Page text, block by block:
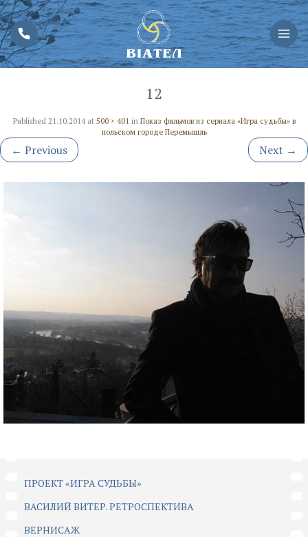
12
Published 21.10.2014at 500 × 401 in Показ фильмов из сериала «Игра судьбы» в
польском городе Перемышль
← Previous Next →
ПРОЕКТ «ИГРА СУДЬБЫ»
ВАСИЛИЙ ВИТЕР. РЕТРОСПЕКТИВА
ВЕРНИСАЖ